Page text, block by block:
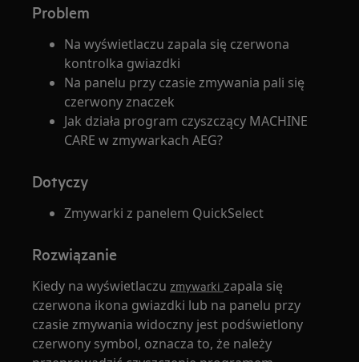
Problem
Na wyświetlaczu zapala się czerwona
kontrolka gwiazdki
Na panelu przy czasie zmywania pali się
czerwony znaczek
Jak działa program czyszczący MACHINE
CARE w zmywarkach AEG?
Dotyczy
Zmywarki z panelem QuickSelect
Rozwiązanie
Kiedy na wyświetlaczuzmywarki zapala się
czerwona ikona gwiazdki lub na panelu przy
czasie zmywania widoczny jest podświetlony
czerwony symbol, oznacza to, że należy